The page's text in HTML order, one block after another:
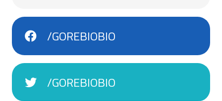
/GOREBIOBIO
/GOREBIOBIO